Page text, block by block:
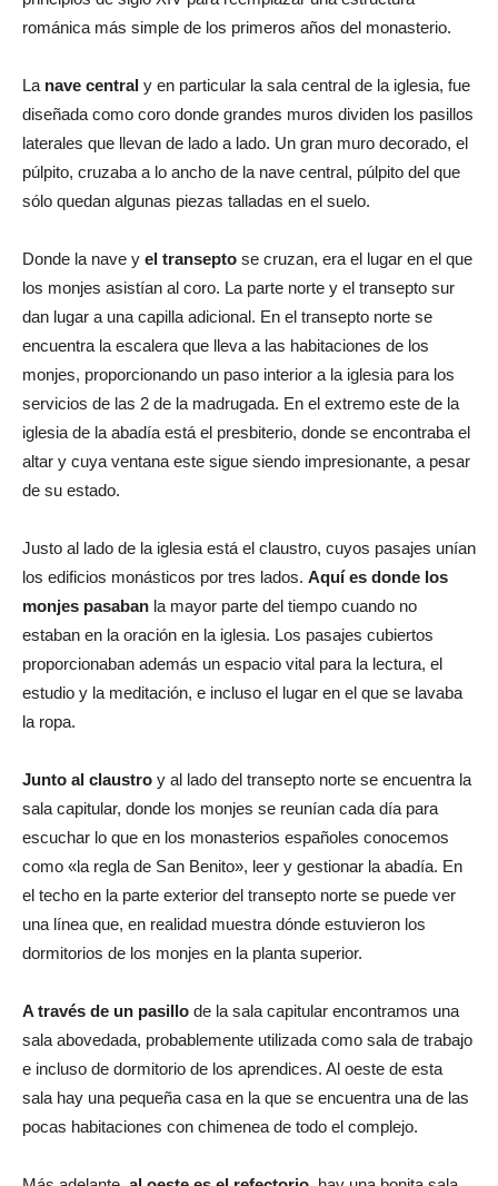
románica más simple de los primeros años del monasterio.
La nave central y en particular la sala central de la iglesia, fue
diseñada como coro donde grandes muros dividen los pasillos
laterales que llevan de lado a lado. Un gran muro decorado, el
púlpito, cruzaba a lo ancho de la nave central, púlpito del que
sólo quedan algunas piezas talladas en el suelo.
Donde la nave y el transepto se cruzan, era el lugar en el que
los monjes asistían al coro. La parte norte y el transepto sur
dan lugar a una capilla adicional. En el transepto norte se
encuentra la escalera que lleva a las habitaciones de los
monjes, proporcionando un paso interior a la iglesia para los
servicios de las 2 de la madrugada. En el extremo este de la
iglesia de la abadía está el presbiterio, donde se encontraba el
altar y cuya ventana este sigue siendo impresionante, a pesar
de su estado.
Justo al lado de la iglesia está el claustro, cuyos pasajes unían
los edificios monásticos por tres lados. Aquí es donde los
monjes pasaban la mayor parte del tiempo cuando no
estaban en la oración en la iglesia. Los pasajes cubiertos
proporcionaban además un espacio vital para la lectura, el
estudio y la meditación, e incluso el lugar en el que se lavaba
la ropa.
Junto al claustro y al lado del transepto norte se encuentra la
sala capitular, donde los monjes se reunían cada día para
escuchar lo que en los monasterios españoles conocemos
como «la regla de San Benito», leer y gestionar la abadía. En
el techo en la parte exterior del transepto norte se puede ver
una línea que, en realidad muestra dónde estuvieron los
dormitorios de los monjes en la planta superior.
A través de un pasillo de la sala capitular encontramos una
sala abovedada, probablemente utilizada como sala de trabajo
e incluso de dormitorio de los aprendices. Al oeste de esta
sala hay una pequeña casa en la que se encuentra una de las
pocas habitaciones con chimenea de todo el complejo.